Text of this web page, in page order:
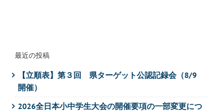
最近の投稿
【立順表】第３回 県ターゲット公認記録会（8/9
開催）
2026全日本小中学生大会の開催要項の一部変更につ